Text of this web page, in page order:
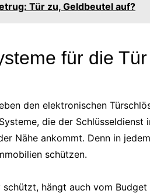
Tür zu, Geldbeutel auf?
für die Tür
den elektronischen
die der Schlüsseldienst
Nähe ankommt. Denn in
schützen.
hängt auch vom